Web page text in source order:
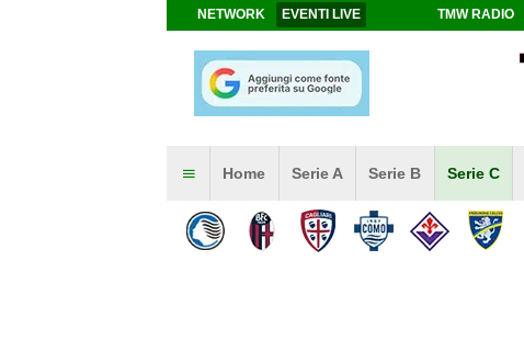
NETWORK EVENTI LIVE TMW RADIO
Home Serie A Serie B Serie C